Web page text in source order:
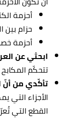
أحزمة
حزام بين
أحزمة
ابحثي عن
تتحكّم
تأكّدي من أنّ
الأجزاء التي
القطع التي